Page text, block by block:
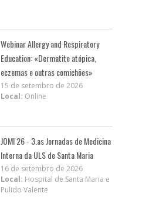
Webinar Allergy and Respiratory
Education: «Dermatite atópica,
eczemas e outras comichões»
15 de setembro de 2026
Local: Online
JOMI 26 - 3.as Jornadas de Medicina
Interna da ULS de Santa Maria
16 de setembro de 2026
Local: Hospital de Santa Maria e
Pulido Valente